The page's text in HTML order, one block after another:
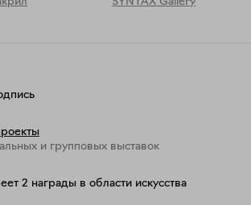
и групповых выставок
2 награды в области искусства